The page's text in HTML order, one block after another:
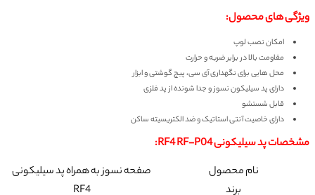
ویژگی های محصول:
امکان نصب لوپ
مقاومت بالا در برابر ضربه و حرارت
محل هایی برای نگهداری آی سی، پیچ گوشتی و ابزار
دارای پد سیلیکون نسوز و جدا شونده از پد فلزی
قابل شستشو
دارای خاصیت آنتی استاتیک و ضد الکتریسیته ساکن
مشخصات پد سیلیکونی RF4 RF-P04:
نام محصول
صفحه نسوز به همراه پد سیلیکونی
برند
RF4